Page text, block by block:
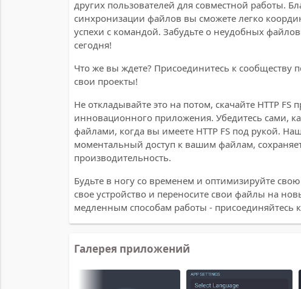
других пользователей для совместной работы.
синхронизации файлов вы сможете легко
успехи с командой. Забудьте о неудобных
сегодня!
Что же вы ждете? Присоединитесь к сообществу
свои проекты!
Не откладывайте это на потом, скачайте HTTP
инновационного приложения. Убедитесь сами,
файлами, когда вы имеете HTTP FS под рукой.
моментальный доступ к вашим файлам,
производительность.
Будьте в ногу со временем и оптимизируйте свою
свое устройство и переносите свои файлы на
медленным способам работы - присоединяйтесь к
Галерея приложений